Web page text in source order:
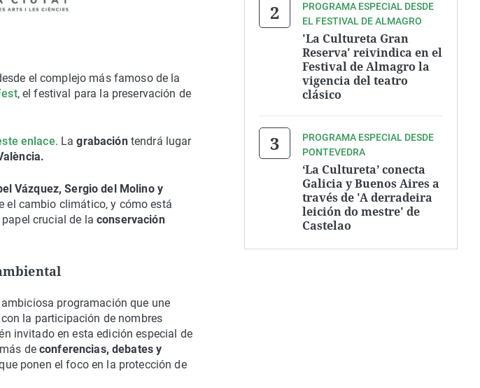
el complejo más famoso de la
, el festival para la preservación de
enlace. Lagrabación tendrá lugar
Vázquez, Sergio del Molino y
el cambio climático, y cómo está
papel crucial de laconservación
programación que une
la participación de nombres
invitado en esta edición especial de
deconferencias, debates y
ponen el foco en la protección de
PROGRAMA ESPECIAL DESDE
EL FESTIVAL DE ALMAGRO
'La Cultureta Gran
Reserva' reivindica en el
Festival de Almagro la
vigencia del teatro
clásico
PROGRAMA ESPECIAL DESDE
PONTEVEDRA
‘La Cultureta’ conecta
Galicia y Buenos Aires a
través de 'A derradeira
leición do mestre' de
Castelao